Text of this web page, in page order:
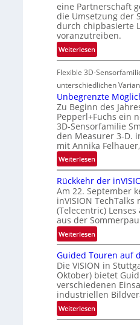
L
u
f
t
-
u
d
R
a
u
m
f
a
h
r
t
t
e
c
h
n
i
k
A
-
R
e
g
i
o
n
eine Partnerschaft
die Umsetzung der
durch chipbasierte
voranzutreiben.
Weiterlesen:
P
a
r
t
n
e
r
s
c
h
t
z
w
i
s
c
h
e
n
4
K
Flexible 3D-
unterschiedlichen
Unbegrenzte
Zu Beginn des
Pepperl+Fuchs ein
3D-Sensorfamilie
den Measurer 3-D.
mit Annika
Weiterlesen:
U
n
b
e
g
r
e
z
t
e
M
ö
g
Rückkehr der
Am 22. September
inVISION
(Telecentric)
aus der
Weiterlesen:
R
ü
c
k
k
e
h
Guided Touren auf
Die VISION in
Oktober) bietet
verschiedenen
industriellen
Weiterlesen:
G